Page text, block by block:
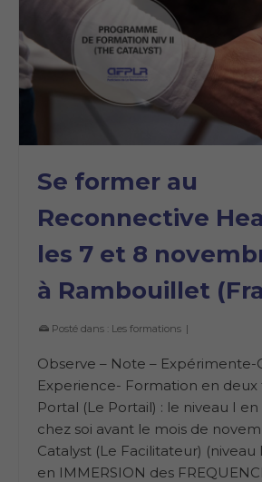
Se former au
Reconnective
les 7 et 8
à Rambouillet
Posté dans : Les formations |
Observe – Note – Expérimente-
Experience- Formation en deux
Portal (Le Portail) : le niveau I
chez soi avant le mois de
Catalyst (Le Facilitateur) (niveau
en IMMERSION des